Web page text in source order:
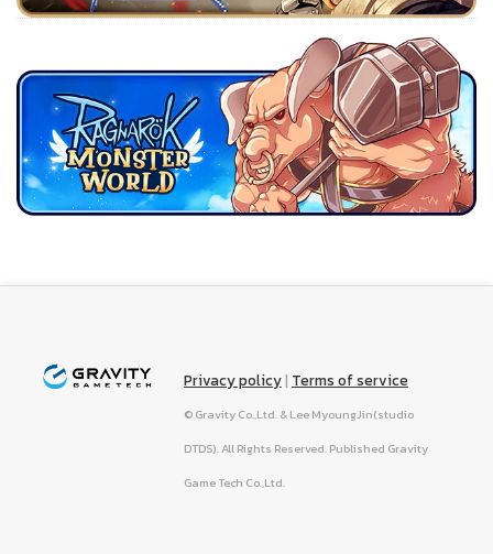
Privacy policy| Terms of service
© Gravity Co.,Ltd. & Lee MyoungJin(studio
DTDS). All Rights Reserved. Published Gravity
Game Tech Co.,Ltd.